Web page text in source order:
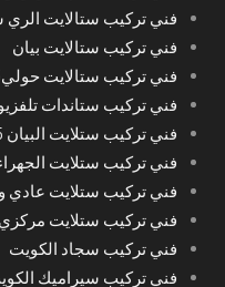
فني تركيب ستالايت الري
فني تركيب ستالايت بيان
فني تركيب ستالايت حولي55806005
فني تركيب ستاندات
فني تركيب ستلايت البيان 55806005
فني تركيب ستلايت
فني تركيب ستلايت عادي
فني تركيب ستلايت مركزي
فني تركيب سجاد الكويت
فني تركيب سيراميك